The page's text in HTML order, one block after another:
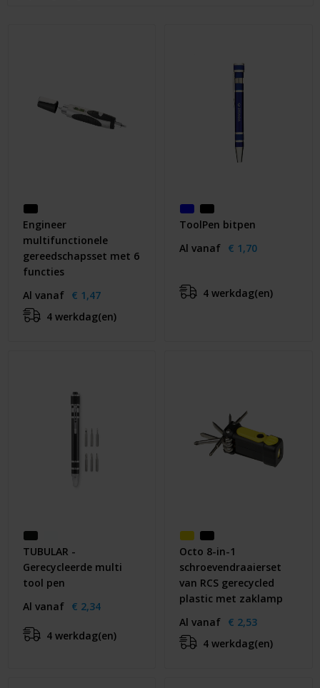
Gezondheid & Verzorging
Engineer
multifunctionele
gereedschapsset met 6
functies
Al vanaf € 1,47
4 werkdag(en)
ToolPen bitpen
Al vanaf € 1,70
4 werkdag(en)
TUBULAR -
Gerecycleerde multi
tool pen
Al vanaf € 2,34
4 werkdag(en)
Octo 8-in-1
schroevendraaierset
van RCS gerecycled
plastic met zaklamp
Al vanaf € 2,53
4 werkdag(en)